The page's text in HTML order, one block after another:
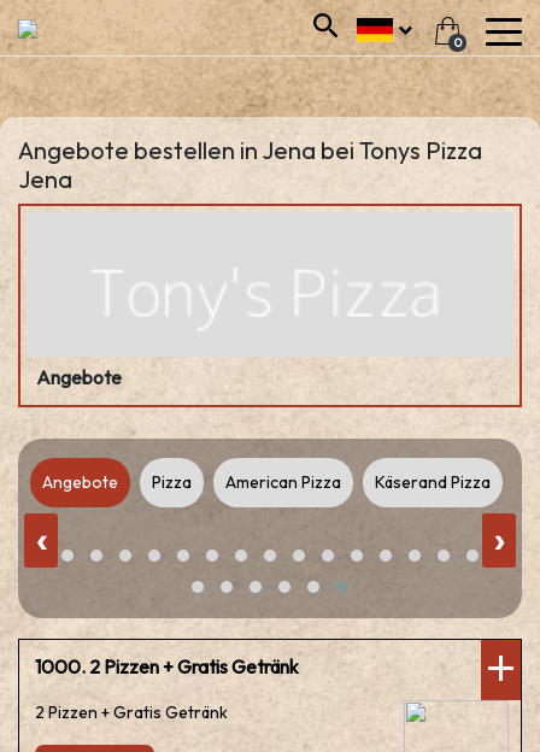
0
Angebote bestellen in Jena bei Tonys Pizza
Jena
Angebote
Angebote Pizza American Pizza Käserand Pizza
‹ ›
1000. 2 Pizzen + Gratis Getränk
2 Pizzen + Gratis Getränk